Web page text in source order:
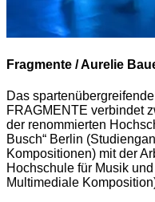
Fragmente / Aurelie
Das
FRAGMENTE verbindet
der renommierten
Busch“ Berlin
Kompositionen) mit der
Hochschule für Musik
Multimediale